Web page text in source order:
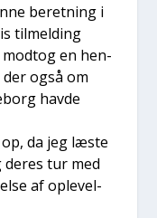
beret­ning i
til­mel­ding
en hen­
også om
hav­de
da jeg læste
tur med
af ople­vel­